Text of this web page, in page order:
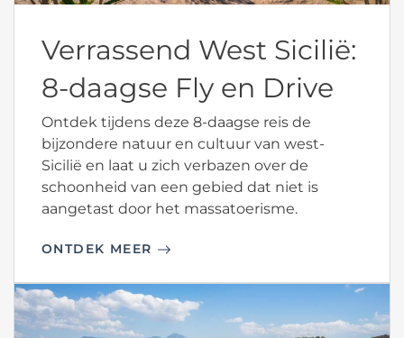
Verrassend West Sicilië:
8-daagse Fly en Drive
Ontdek tijdens deze 8-daagse reis de
bijzondere natuur en cultuur van west-
Sicilië en laat u zich verbazen over de
schoonheid van een gebied dat niet is
aangetast door het massatoerisme.
ONTDEK MEER